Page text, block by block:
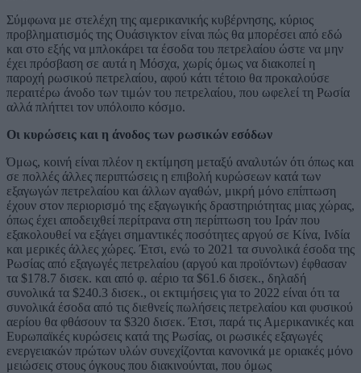
Σύμφωνα με στελέχη της αμερικανικής κυβέρνησης, κύριος
προβληματισμός της Ουάσιγκτον είναι πώς θα μπορέσει από εδώ
και στο εξής να μπλοκάρει τα έσοδα του πετρελαίου ώστε να μην
έχει πρόσβαση σε αυτά η Μόσχα, χωρίς όμως να διακοπεί η
παροχή ρωσικού πετρελαίου, αφού κάτι τέτοιο θα προκαλούσε
περαιτέρω άνοδο των τιμών του πετρελαίου, που ωφελεί τη Ρωσία
αλλά πλήττει τον υπόλοιπο κόσμο.
Οι κυρώσεις και η άνοδος των ρωσικών εσόδων
Όμως, κοινή είναι πλέον η εκτίμηση μεταξύ αναλυτών ότι όπως και
σε πολλές άλλες περιπτώσεις η επιβολή κυρώσεων κατά των
εξαγωγών πετρελαίου και άλλων αγαθών, μικρή μόνο επίπτωση
έχουν στον περιορισμό της εξαγωγικής δραστηριότητας μιας χώρας,
όπως έχει αποδειχθεί περίτρανα στη περίπτωση του Ιράν που
εξακολουθεί να εξάγει σημαντικές ποσότητες αργού σε Κίνα, Ινδία
και μερικές άλλες χώρες. Έτσι, ενώ το 2021 τα συνολικά έσοδα της
Ρωσίας από εξαγωγές πετρελαίου (αργού και προϊόντων) έφθασαν
τα $178.7 δισεκ. και από φ. αέριο τα $61.6 δισεκ., δηλαδή
συνολικά τα $240.3 δισεκ., οι εκτιμήσεις για το 2022 είναι ότι τα
συνολικά έσοδα από τις διεθνείς πωλήσεις πετρελαίου και φυσικού
αερίου θα φθάσουν τα $320 δισεκ. Έτσι, παρά τις Αμερικανικές και
Ευρωπαϊκές κυρώσεις κατά της Ρωσίας, οι ρωσικές εξαγωγές
ενεργειακών πρώτων υλών συνεχίζονται κανονικά με οριακές μόνο
μειώσεις στους όγκους που διακινούνται, που όμως